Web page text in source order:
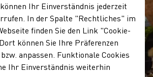
Ihr Einverständnis jederzeit
In der Spalte "Rechtliches" im
finden Sie den Link "Cookie-
können Sie Ihre Präferenzen
anpassen. Funktionale Cookies
Ihr Einverständnis weiterhin